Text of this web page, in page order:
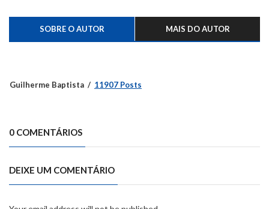
SOBRE O AUTOR MAIS DO AUTOR
Guilherme Baptista 11907 Posts
0 COMENTÁRIOS
DEIXE UM COMENTÁRIO